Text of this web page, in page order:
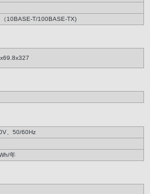
（10BASE-T/100BASE-TX)
、50/60Hz
年